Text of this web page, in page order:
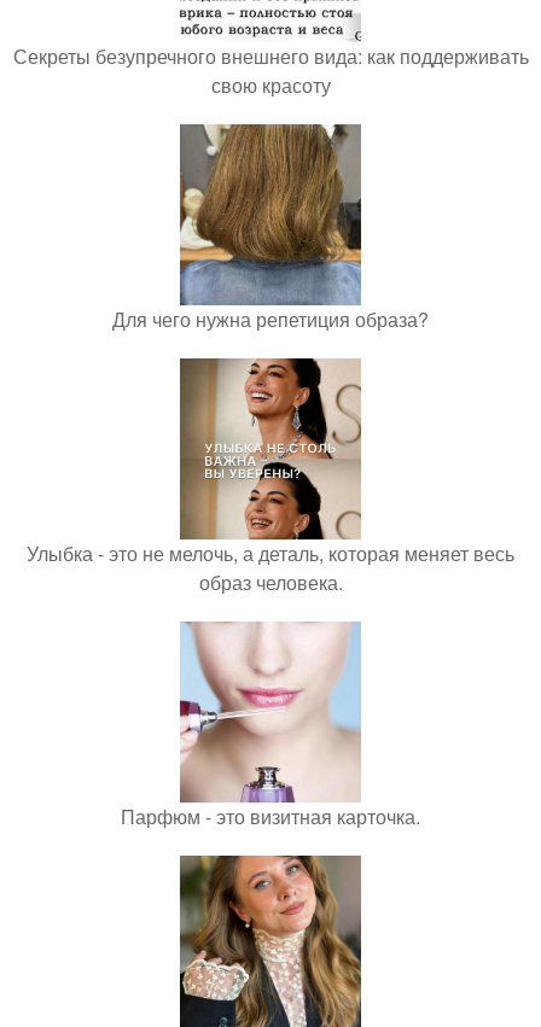
Секреты безупречного внешнего вида: как поддерживать
свою красоту
Для чего нужна репетиция образа?
Улыбка - это не мелочь, а деталь, которая меняет весь
образ человека.
Парфюм - это визитная карточка.